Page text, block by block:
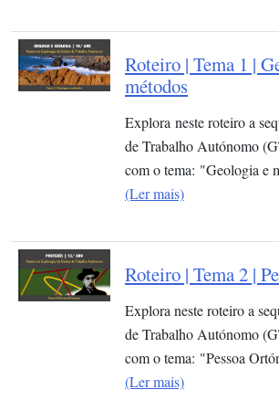
Roteiro | Tema 1 |
métodos
Explora neste roteiro a
de Trabalho Autónomo
com o tema: "Geologia e
(Ler mais)
Roteiro | Tema 2 |
Explora neste roteiro a
de Trabalho Autónomo
com o tema: "Pessoa
(Ler mais)